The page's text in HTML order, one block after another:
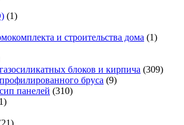
(1)
и строительства дома (1)
блоков и кирпича (309)
бруса (9)
панелей (310)